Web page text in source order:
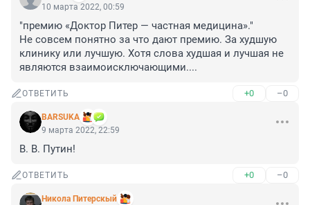
10 марта 2022, 00:59
"премию «Доктор Питер — частная медицина»."
Не совсем понятно за что дают премию. За худшую
клинику или лучшую. Хотя слова худшая и лучшая не
являются взаимоисключающими....
ОТВЕТИТЬ +0 –0
BARSUKA
9 марта 2022, 22:59
В. В. Путин!
ОТВЕТИТЬ +0 –0
Никола Питерскый